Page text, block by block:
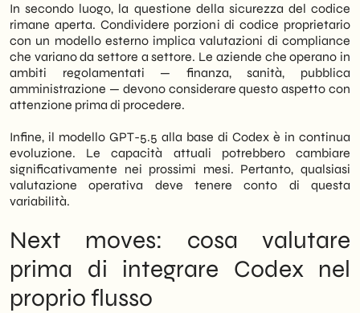
In secondo luogo, la questione della sicurezza del codice
rimane aperta. Condividere porzioni di codice proprietario
con un modello esterno implica valutazioni di compliance
che variano da settore a settore. Le aziende che operano in
ambiti regolamentati — finanza, sanità, pubblica
amministrazione — devono considerare questo aspetto con
attenzione prima di procedere.
Infine, il modello GPT-5.5 alla base di Codex è in continua
evoluzione. Le capacità attuali potrebbero cambiare
significativamente nei prossimi mesi. Pertanto, qualsiasi
valutazione operativa deve tenere conto di questa
variabilità.
Next moves: cosa valutare
prima di integrare Codex nel
proprio flusso